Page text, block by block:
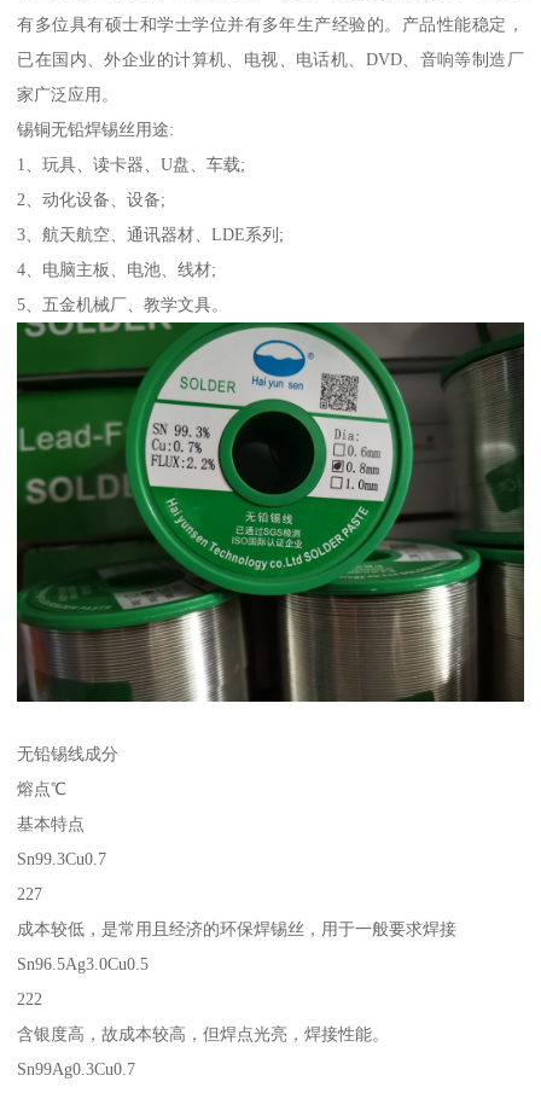
有多位具有硕士和学士学位并有多年生产经验的。产品性能稳定，
已在国内、外企业的计算机、电视、电话机、DVD、音响等制造厂
家广泛应用。
锡铜无铅焊锡丝用途:
1、玩具、读卡器、U盘、车载;
2、动化设备、设备;
3、航天航空、通讯器材、LDE系列;
4、电脑主板、电池、线材;
5、五金机械厂、教学文具。
无铅锡线成分
熔点℃
基本特点
Sn99.3Cu0.7
227
成本较低，是常用且经济的环保焊锡丝，用于一般要求焊接
Sn96.5Ag3.0Cu0.5
222
含银度高，故成本较高，但焊点光亮，焊接性能。
Sn99Ag0.3Cu0.7